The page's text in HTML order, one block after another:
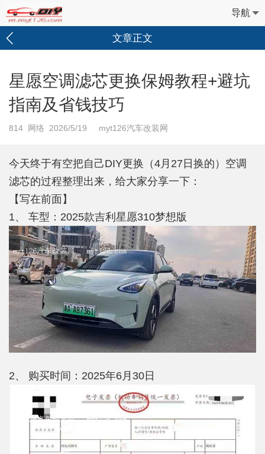
导航
文章正文
星愿空调滤芯更换保姆教程+避坑
指南及省钱技巧
814 网络 2026/5/19 myt126汽车改装网
今天终于有空把自己DIY更换（4月27日换的）空调
滤芯的过程整理出来，给大家分享一下：
【写在前面】
1、 车型：2025款吉利星愿310梦想版
2、 购买时间：2025年6月30日